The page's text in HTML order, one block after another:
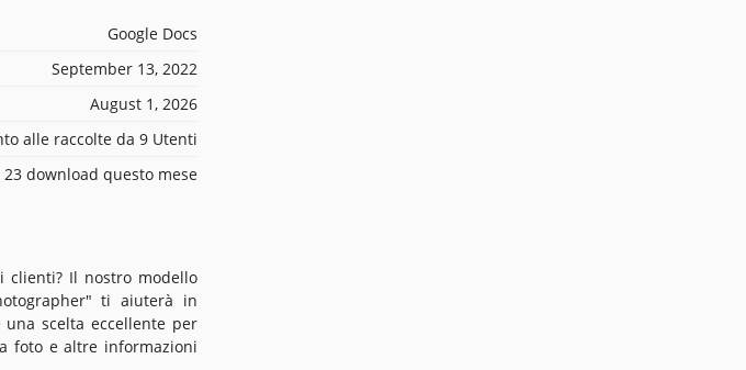
Google Docs
September 13, 2022
August 1, 2026
alle raccolte da 9 Utenti
23 download questo mese
clienti? Il nostro modello
ti aiuterà in
scelta eccellente per
foto e altre informazioni